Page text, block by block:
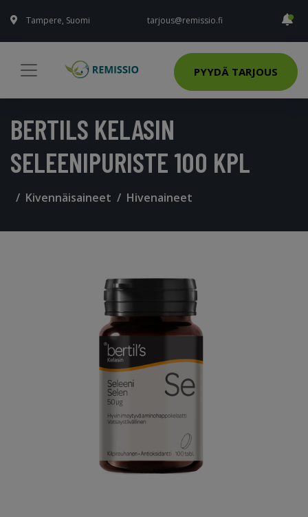
Tampere, Suomi tarjous@remissio.fi
PYYDÄ TARJOUS
BERTILS KELASIN
SELEENIPURISTE 100 KPL
Kivennäisaineet Hivenaineet